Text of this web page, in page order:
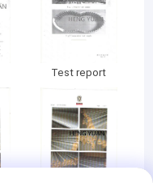
Test report